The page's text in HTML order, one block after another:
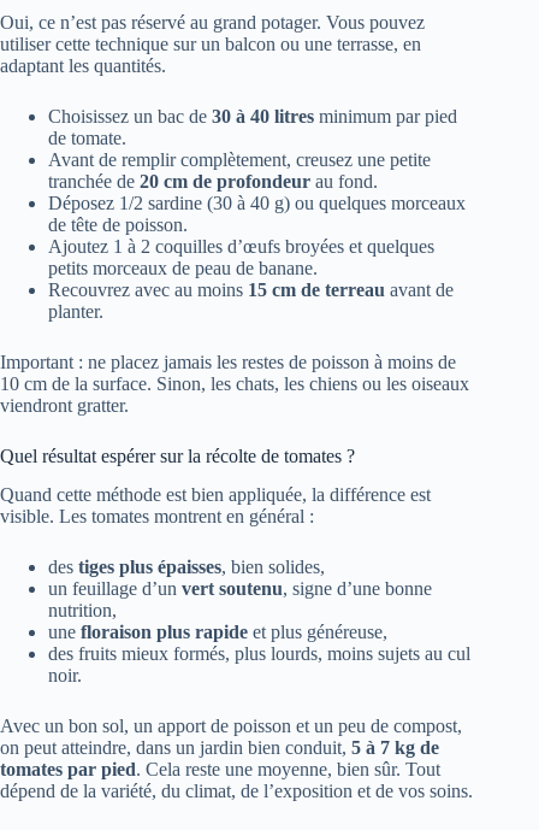
Oui, ce n’est pas réservé au grand potager. Vous pouvez
utiliser cette technique sur un balcon ou une terrasse, en
adaptant les quantités.
Choisissez un bac de 30 à 40 litres minimum par pied
de tomate.
Avant de remplir complètement, creusez une petite
tranchée de 20 cm de profondeur au fond.
Déposez 1/2 sardine (30 à 40 g) ou quelques morceaux
de tête de poisson.
Ajoutez 1 à 2 coquilles d’œufs broyées et quelques
petits morceaux de peau de banane.
Recouvrez avec au moins 15 cm de terreau avant de
planter.
Important : ne placez jamais les restes de poisson à moins de
10 cm de la surface. Sinon, les chats, les chiens ou les oiseaux
viendront gratter.
Quel résultat espérer sur la récolte de tomates ?
Quand cette méthode est bien appliquée, la différence est
visible. Les tomates montrent en général :
des tiges plus épaisses, bien solides,
un feuillage d’un vert soutenu, signe d’une bonne
nutrition,
une floraison plus rapide et plus généreuse,
des fruits mieux formés, plus lourds, moins sujets au cul
noir.
Avec un bon sol, un apport de poisson et un peu de compost,
on peut atteindre, dans un jardin bien conduit, 5 à 7 kg de
tomates par pied. Cela reste une moyenne, bien sûr. Tout
dépend de la variété, du climat, de l’exposition et de vos soins.